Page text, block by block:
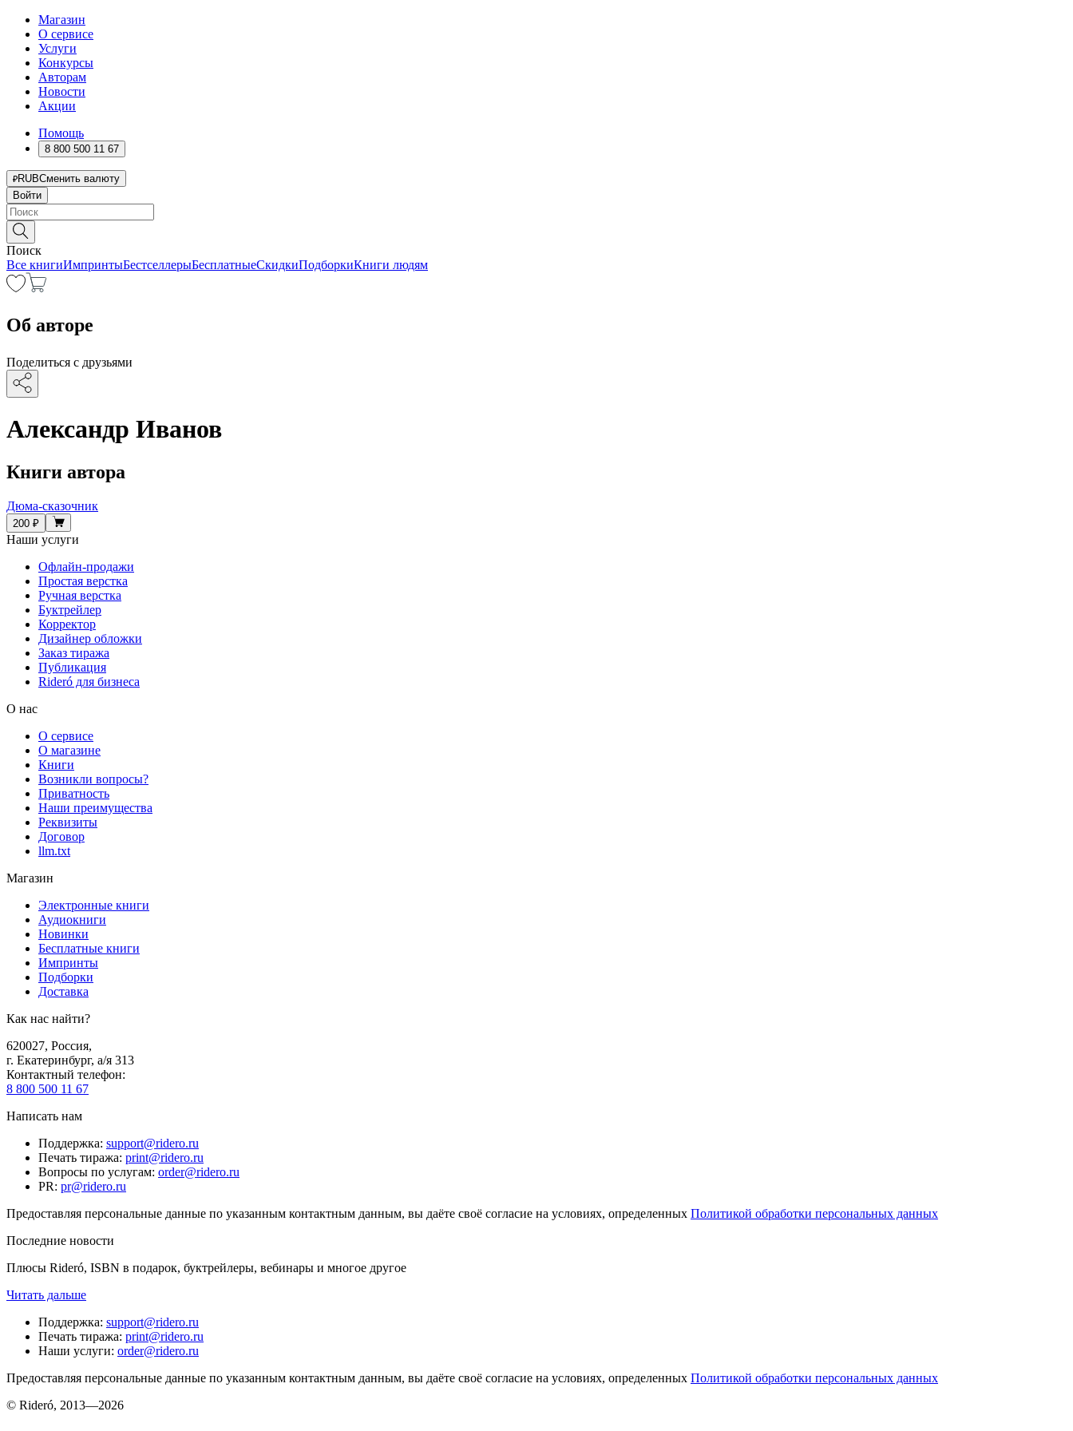
Магазин
О сервисе
Услуги
Конкурсы
Авторам
Новости
Акции
Помощь
8 800 500 11 67
RUBСменить валюту
Войти
Поиск
Все книгиИмпринтыБестселлерыБесплатныеСкидкиПодборкиКниги людям
Об авторе
Поделиться с друзьями
Александр Иванов
Книги автора
Дюма-сказочник
200 ₽
Наши услуги
Офлайн-продажи
Простая верстка
Ручная верстка
Буктрейлер
Корректор
Дизайнер обложки
Заказ тиража
Публикация
Rideró для бизнеса
О нас
О сервисе
О магазине
Книги
Возникли вопросы?
Приватность
Наши преимущества
Реквизиты
Договор
llm.txt
Магазин
Электронные книги
Аудиокниги
Новинки
Бесплатные книги
Импринты
Подборки
Доставка
Как нас найти?
620027, Россия,
г. Екатеринбург, а/я 313
Контактный телефон:
8 800 500 11 67
Написать нам
Поддержка: support@ridero.ru
Печать тиража: print@ridero.ru
Вопросы по услугам: order@ridero.ru
PR: pr@ridero.ru
Предоставляя персональные данные по указанным контактным данным, вы даёте своё согласие на условиях, определенных Политикой обработки персональных данных
Последние новости
Плюсы Rideró, ISBN в подарок, буктрейлеры, вебинары и многое другое
Читать дальше
Поддержка: support@ridero.ru
Печать тиража: print@ridero.ru
Наши услуги: order@ridero.ru
Предоставляя персональные данные по указанным контактным данным, вы даёте своё согласие на условиях, определенных Политикой обработки персональных данных
© Rideró, 2013—2026